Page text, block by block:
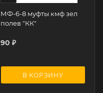
МФ-6-8 муфты кмф зел
полев "КК"
90 ₽
В КОРЗИНУ